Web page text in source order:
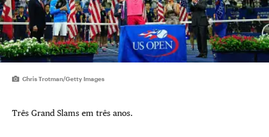
Chris Trotman/Getty Images
Três Grand Slams em três anos.